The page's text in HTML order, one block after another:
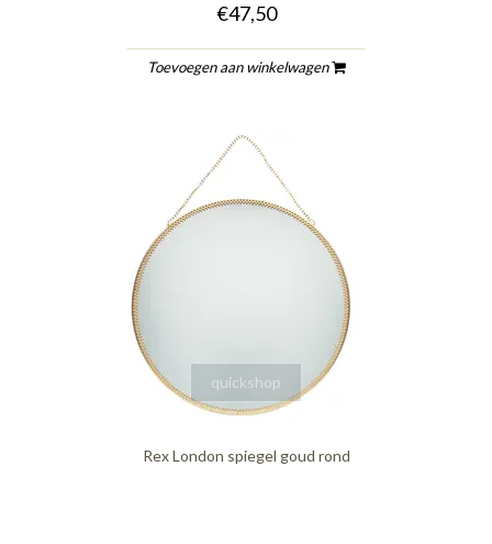
€47,50
Toevoegen aan winkelwagen
quickshop
Rex London spiegel goud rond